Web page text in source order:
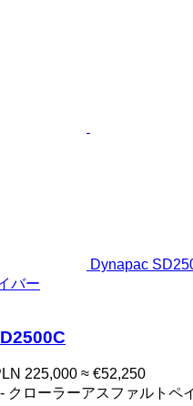
Dynapac
バー
225,000 ≈ €52,250
クローラーアスファルトペ